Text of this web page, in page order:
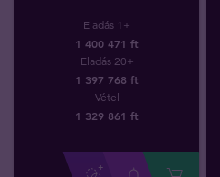
Eladás 1+
1 400 471 ft
Eladás 20+
1 397 768 ft
Vétel
1 329 861 ft